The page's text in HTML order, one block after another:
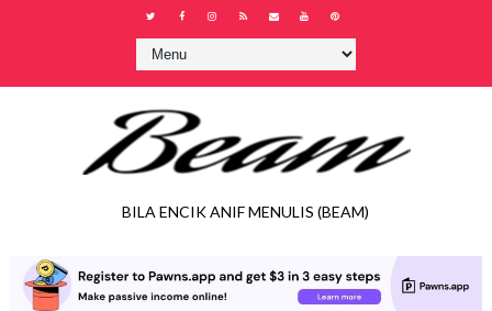
BILA ENCIK ANIF MENULIS (BEAM)